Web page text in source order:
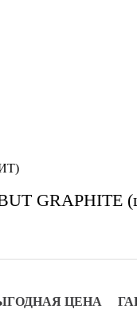
GRAPHITE
ЦЕНА